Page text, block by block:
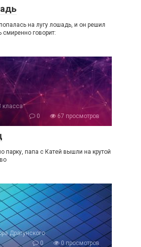
на лугу лошадь, и он решил
смиренно говорит:
класса
0
67 просмотров
парку, папа с Катей вышли на крутой
Драгунского
0
0 просмотров